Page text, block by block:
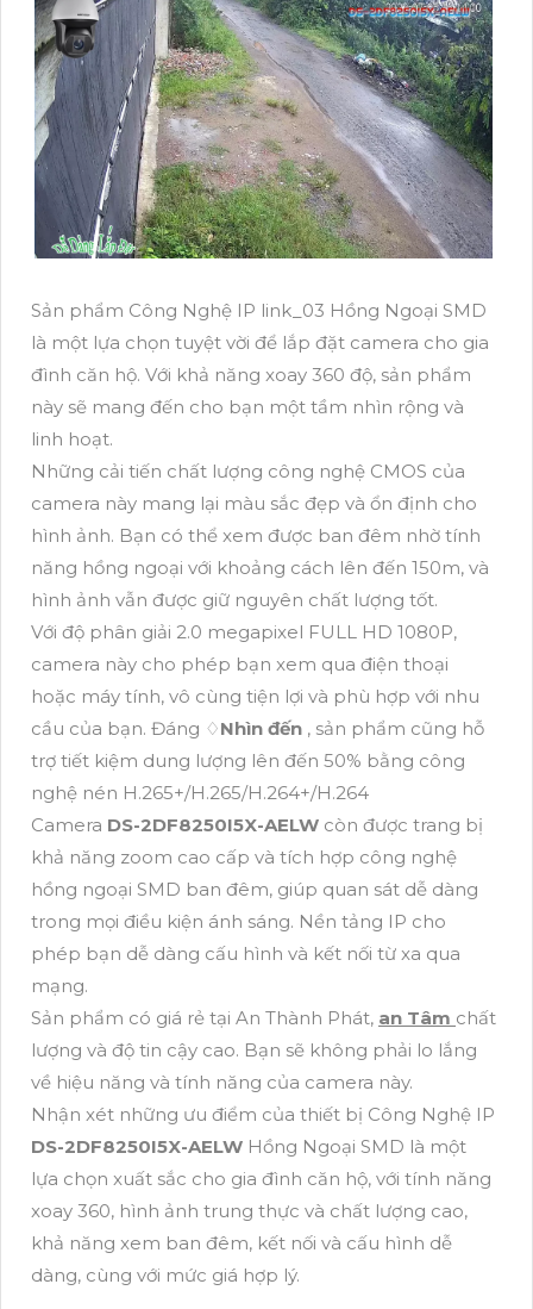
Sản phẩm Công Nghệ IP link_03 Hồng Ngoại SMD
là một lựa chọn tuyệt vời để lắp đặt camera cho gia
đình căn hộ. Với khả năng xoay 360 độ, sản phẩm
này sẽ mang đến cho bạn một tầm nhìn rộng và
linh hoạt.
Những cải tiến chất lượng công nghệ CMOS của
camera này mang lại màu sắc đẹp và ổn định cho
hình ảnh. Bạn có thể xem được ban đêm nhờ tính
năng hồng ngoại với khoảng cách lên đến 150m, và
hình ảnh vẫn được giữ nguyên chất lượng tốt.
Với độ phân giải 2.0 megapixel FULL HD 1080P,
camera này cho phép bạn xem qua điện thoại
hoặc máy tính, vô cùng tiện lợi và phù hợp với nhu
cầu của bạn. Đáng ♢Nhìn đến , sản phẩm cũng hỗ
trợ tiết kiệm dung lượng lên đến 50% bằng công
nghệ nén H.265+/H.265/H.264+/H.264
Camera DS-2DF8250I5X-AELW còn được trang bị
khả năng zoom cao cấp và tích hợp công nghệ
hồng ngoại SMD ban đêm, giúp quan sát dễ dàng
trong mọi điều kiện ánh sáng. Nền tảng IP cho
phép bạn dễ dàng cấu hình và kết nối từ xa qua
mạng.
Sản phẩm có giá rẻ tại An Thành Phát, an Tâm chất
lượng và độ tin cậy cao. Bạn sẽ không phải lo lắng
về hiệu năng và tính năng của camera này.
Nhận xét những ưu điểm của thiết bị Công Nghệ IP
DS-2DF8250I5X-AELW Hồng Ngoại SMD là một
lựa chọn xuất sắc cho gia đình căn hộ, với tính năng
xoay 360, hình ảnh trung thực và chất lượng cao,
khả năng xem ban đêm, kết nối và cấu hình dễ
dàng, cùng với mức giá hợp lý.